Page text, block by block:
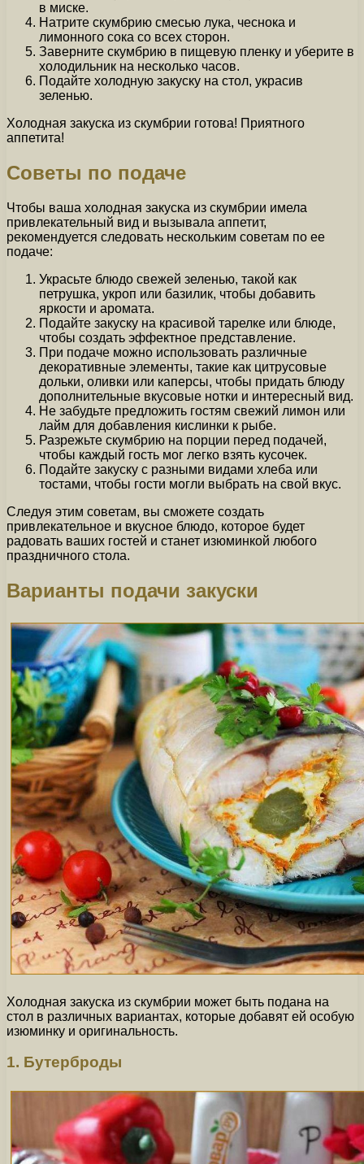
в миске.
Натрите скумбрию смесью лука, чеснока и
лимонного сока со всех сторон.
Заверните скумбрию в пищевую пленку и уберите в
холодильник на несколько часов.
Подайте холодную закуску на стол, украсив
зеленью.
Холодная закуска из скумбрии готова! Приятного
аппетита!
Советы по подаче
Чтобы ваша холодная закуска из скумбрии имела
привлекательный вид и вызывала аппетит,
рекомендуется следовать нескольким советам по ее
подаче:
Украсьте блюдо свежей зеленью, такой как
петрушка, укроп или базилик, чтобы добавить
яркости и аромата.
Подайте закуску на красивой тарелке или блюде,
чтобы создать эффектное представление.
При подаче можно использовать различные
декоративные элементы, такие как цитрусовые
дольки, оливки или каперсы, чтобы придать блюду
дополнительные вкусовые нотки и интересный вид.
Не забудьте предложить гостям свежий лимон или
лайм для добавления кислинки к рыбе.
Разрежьте скумбрию на порции перед подачей,
чтобы каждый гость мог легко взять кусочек.
Подайте закуску с разными видами хлеба или
тостами, чтобы гости могли выбрать на свой вкус.
Следуя этим советам, вы сможете создать
привлекательное и вкусное блюдо, которое будет
радовать ваших гостей и станет изюминкой любого
праздничного стола.
Варианты подачи закуски
Холодная закуска из скумбрии может быть подана на
стол в различных вариантах, которые добавят ей особую
изюминку и оригинальность.
1. Бутерброды